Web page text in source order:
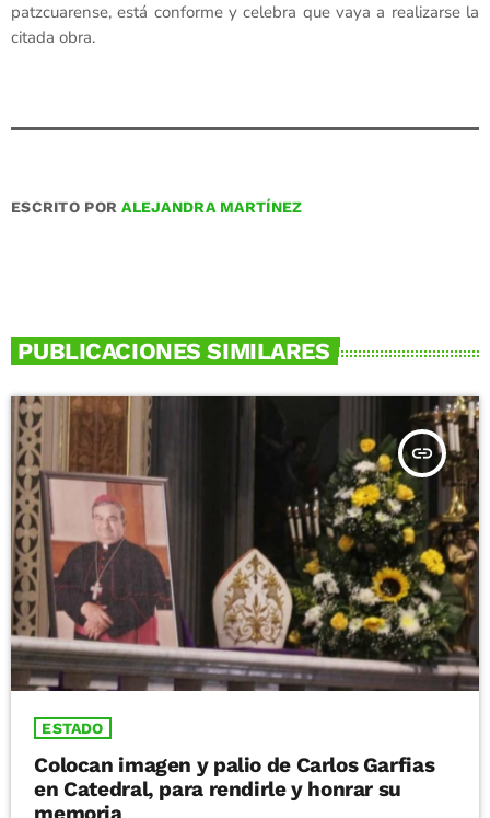
patzcuarense, está conforme y celebra que vaya a realizarse la
citada obra.
ESCRITO PORALEJANDRA MARTÍNEZ
PUBLICACIONES SIMILARES
insert_link
ESTADO
Colocan imagen y palio de Carlos Garfias
en Catedral, para rendirle y honrar su
memoria